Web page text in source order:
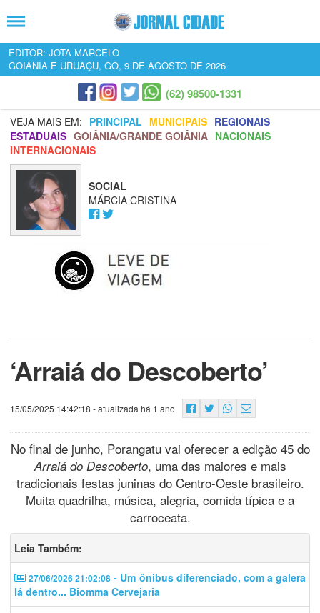
EDITOR: JOTA MARCELO
GOIÂNIA E URUAÇU, GO, 9 DE AGOSTO DE 2026
(62) 98500-1331
VEJA MAIS EM: PRINCIPAL MUNICIPAIS REGIONAIS
ESTADUAIS GOIÂNIA/GRANDE GOIÂNIA NACIONAIS
INTERNACIONAIS
SOCIAL
MÁRCIA CRISTINA
‘Arraiá do Descoberto’
15/05/2025 14:42:18 - atualizada há 1 ano
No final de junho, Porangatu vai oferecer a edição 45 do
Arraiá do Descoberto, uma das maiores e mais
tradicionais festas juninas do Centro-Oeste brasileiro.
Muita quadrilha, música, alegria, comida típica e a
carroceata.
Leia Também:
27/06/2026 21:02:08 - Um ônibus diferenciado, com a galera
lá dentro... Biomma Cervejaria